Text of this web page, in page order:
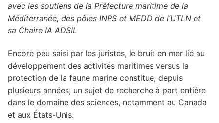
Les membres associés
Les statuts de l’observatoire
La direction de l’observatoire
Liste des membres de l’observatoire
Ateliers de l’observatoire
Rencontres de l’observatoire
Ouvrages
Brèves
L’eau : enjeux et perspectives
L’eau : enjeux et perspectives. Propos
introductifs
En droit international de l’eau : Y a-t-il un « droit
à » dans le « droit de » ?
Conférences
Autour d’un auteur
Portraits des membres du CERC
Les dialogues du CERC
Bibliothèque numérique
Droit administratif – Contentieux administratif
Droit animalier
Droit de l’environnement
Droit des affaires
Droit des contrats
Thèses
Thèses en cours
Thèses soutenues
avec les soutiens de la Préfecture maritime de la
Méditerranée, des pôles INPS et MEDD de l’UTLN et
sa Chaire IA ADSIL
Encore peu saisi par les juristes, le bruit en mer lié au
développement des activités maritimes versus la
protection de la faune marine constitue, depuis
plusieurs années, un sujet de recherche à part entière
dans le domaine des sciences, notamment au Canada
et aux États-Unis.